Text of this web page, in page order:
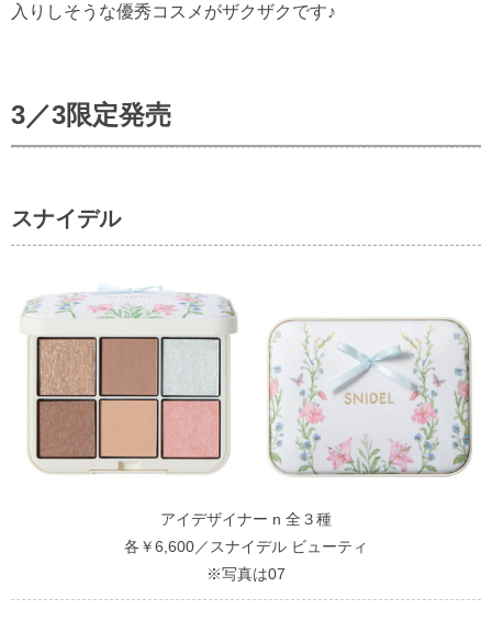
入りしそうな優秀コスメがザクザクです♪
3／3限定発売
スナイデル
アイデザイナー n 全３種
各￥6,600／スナイデル ビューティ
※写真は07